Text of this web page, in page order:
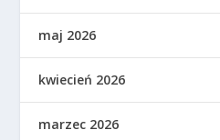
maj 2026
kwiecień 2026
marzec 2026